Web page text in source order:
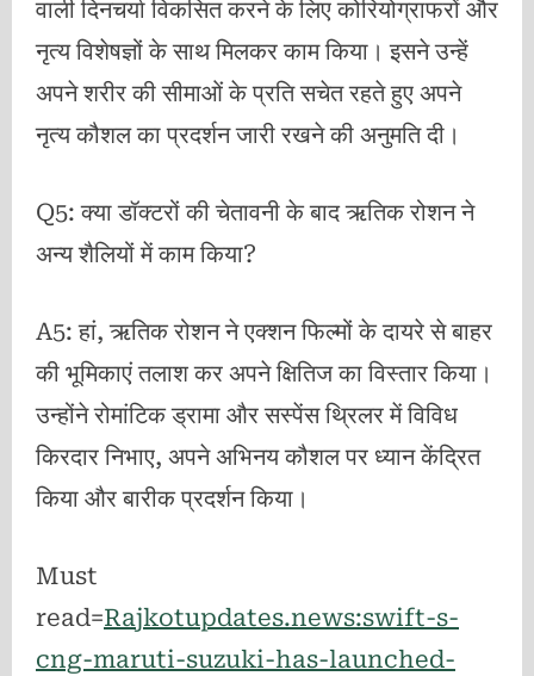
वाली दिनचर्या विकसित करने के लिए कोरियोग्राफरों और
नृत्य विशेषज्ञों के साथ मिलकर काम किया। इसने उन्हें
अपने शरीर की सीमाओं के प्रति सचेत रहते हुए अपने
नृत्य कौशल का प्रदर्शन जारी रखने की अनुमति दी।
Q5: क्या डॉक्टरों की चेतावनी के बाद ऋतिक रोशन ने
अन्य शैलियों में काम किया?
A5: हां, ऋतिक रोशन ने एक्शन फिल्मों के दायरे से बाहर
की भूमिकाएं तलाश कर अपने क्षितिज का विस्तार किया।
उन्होंने रोमांटिक ड्रामा और सस्पेंस थ्रिलर में विविध
किरदार निभाए, अपने अभिनय कौशल पर ध्यान केंद्रित
किया और बारीक प्रदर्शन किया।
Must
read=Rajkotupdates.news:swift-s-
cng-maruti-suzuki-has-launched-